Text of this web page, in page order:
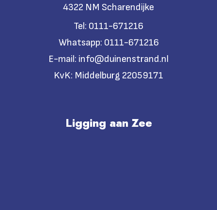
4322 NM Scharendijke
Tel: 0111-671216
Whatsapp: 0111-671216
E-mail: info@duinenstrand.nl
KvK: Middelburg 22059171
Ligging aan Zee